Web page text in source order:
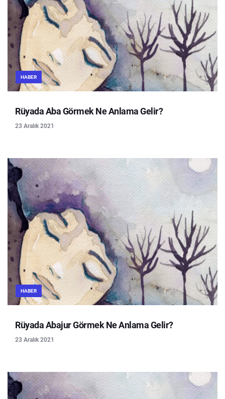
HABER
Rüyada Aba Görmek Ne Anlama Gelir?
23 Aralık 2021
HABER
Rüyada Abajur Görmek Ne Anlama Gelir?
23 Aralık 2021